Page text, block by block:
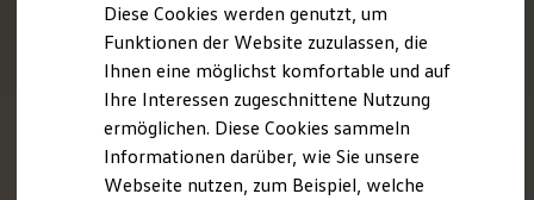
Eine Absage - was nun?
Anreise zu Interview oder AC
Kontakt und Hilfe
Barrierefrei bewerben
Triff unsere Recruiter
Events
Diese Cookies werden genutzt, um
Funktionen der Website zuzulassen, die
Ihnen eine möglichst komfortable und auf
Ihre Interessen zugeschnittene Nutzung
ermöglichen. Diese Cookies sammeln
Informationen darüber, wie Sie unsere
Webseite nutzen, zum Beispiel, welche